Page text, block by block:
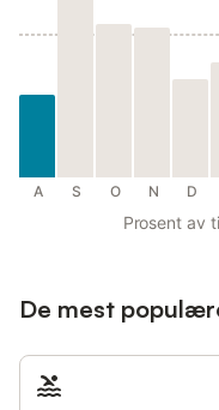
A S O N D
Prosent av
De mest